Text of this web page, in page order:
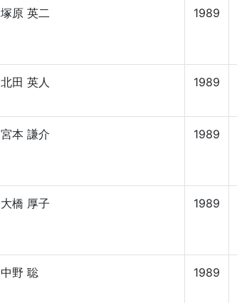
塚原 英二 1989
北田 英人 1989
宮本 謙介 1989
大橋 厚子 1989
中野 聡 1989